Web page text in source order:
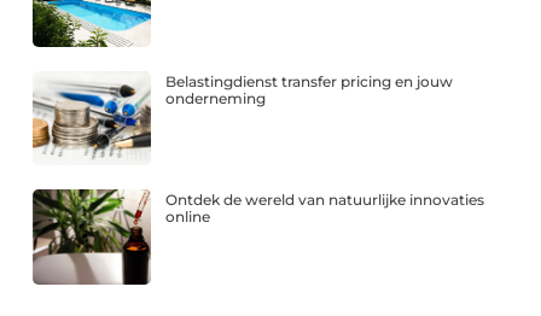
Belastingdienst transfer pricing en jouw
onderneming
Ontdek de wereld van natuurlijke innovaties
online